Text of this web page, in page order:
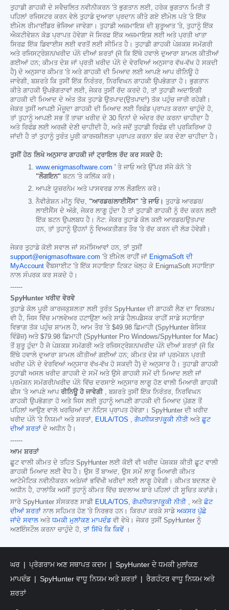
ਤੁਹਾਡੀ ਗਾਹਕੀ ਦੇ ਸਵੈਚਲਿਤ ਨਵੀਨੀਕਰਨ 'ਤੇ ਭੁਗਤਾਨ ਲਈ, ਹਰੇਕ ਭੁਗਤਾਨ ਮਿਤੀ ਤੋਂ
ਪਹਿਲਾਂ ਰਜਿਸਟਰ ਕਰਨ ਵੇਲੇ ਤੁਹਾਡੇ ਦੁਆਰਾ ਪ੍ਰਦਾਨ ਕੀਤੇ ਗਏ ਈਮੇਲ ਪਤੇ 'ਤੇ ਇੱਕ
ਈਮੇਲ ਰੀਮਾਈਂਡਰ ਭੇਜਿਆ ਜਾਵੇਗਾ। ਤੁਹਾਡੀ ਅਜ਼ਮਾਇਸ਼ ਦੀ ਸ਼ੁਰੂਆਤ 'ਤੇ, ਤੁਹਾਨੂੰ ਇੱਕ
ਐਕਟੀਵੇਸ਼ਨ ਕੋਡ ਪ੍ਰਾਪਤ ਹੋਵੇਗਾ ਜੋ ਸਿਰਫ਼ ਇੱਕ ਅਜ਼ਮਾਇਸ਼ ਲਈ ਅਤੇ ਪ੍ਰਤੀ ਖਾਤਾ
ਸਿਰਫ਼ ਇੱਕ ਡਿਵਾਈਸ ਲਈ ਵਰਤੋਂ ਲਈ ਸੀਮਿਤ ਹੈ। ਤੁਹਾਡੀ ਗਾਹਕੀ ਪੇਸ਼ਕਸ਼ ਸਮੱਗਰੀ
ਅਤੇ ਰਜਿਸਟ੍ਰੇਸ਼ਨ/ਖਰੀਦ ਪੰਨੇ ਦੀਆਂ ਸ਼ਰਤਾਂ (ਜੋ ਕਿ ਇੱਥੇ ਹਵਾਲੇ ਦੁਆਰਾ ਸ਼ਾਮਲ ਕੀਤੀਆਂ
ਗਈਆਂ ਹਨ; ਕੀਮਤ ਦੇਸ਼ ਜਾਂ ਪ੍ਰਤੀ ਖਰੀਦ ਪੰਨੇ ਦੇ ਵੇਰਵਿਆਂ ਅਨੁਸਾਰ ਵੱਖ-ਵੱਖ ਹੋ ਸਕਦੀ
ਹੈ) ਦੇ ਅਨੁਸਾਰ ਕੀਮਤ 'ਤੇ ਅਤੇ ਗਾਹਕੀ ਦੀ ਮਿਆਦ ਲਈ ਆਪਣੇ ਆਪ ਰੀਨਿਊ ਹੋ
ਜਾਵੇਗੀ, ਬਸ਼ਰਤੇ ਕਿ ਤੁਸੀਂ ਇੱਕ ਨਿਰੰਤਰ, ਨਿਰਵਿਘਨ ਗਾਹਕੀ ਉਪਭੋਗਤਾ ਹੋ। ਭੁਗਤਾਨ
ਕੀਤੇ ਗਾਹਕੀ ਉਪਭੋਗਤਾਵਾਂ ਲਈ, ਜੇਕਰ ਤੁਸੀਂ ਰੱਦ ਕਰਦੇ ਹੋ, ਤਾਂ ਤੁਹਾਡੀ ਅਦਾਇਗੀ
ਗਾਹਕੀ ਦੀ ਮਿਆਦ ਦੇ ਅੰਤ ਤੱਕ ਤੁਹਾਡੇ ਉਤਪਾਦ(ਉਤਪਾਦਾਂ) ਤੱਕ ਪਹੁੰਚ ਜਾਰੀ ਰਹੇਗੀ।
ਜੇਕਰ ਤੁਸੀਂ ਆਪਣੀ ਮੌਜੂਦਾ ਗਾਹਕੀ ਦੀ ਮਿਆਦ ਲਈ ਰਿਫੰਡ ਪ੍ਰਾਪਤ ਕਰਨਾ ਚਾਹੁੰਦੇ ਹੋ,
ਤਾਂ ਤੁਹਾਨੂੰ ਆਪਣੀ ਸਭ ਤੋਂ ਤਾਜ਼ਾ ਖਰੀਦ ਦੇ 30 ਦਿਨਾਂ ਦੇ ਅੰਦਰ ਰੱਦ ਕਰਨਾ ਚਾਹੀਦਾ ਹੈ
ਅਤੇ ਰਿਫੰਡ ਲਈ ਅਰਜ਼ੀ ਦੇਣੀ ਚਾਹੀਦੀ ਹੈ, ਅਤੇ ਜਦੋਂ ਤੁਹਾਡੀ ਰਿਫੰਡ ਦੀ ਪ੍ਰਕਿਰਿਆ ਹੋ
ਜਾਂਦੀ ਹੈ ਤਾਂ ਤੁਹਾਨੂੰ ਤੁਰੰਤ ਪੂਰੀ ਕਾਰਜਸ਼ੀਲਤਾ ਪ੍ਰਾਪਤ ਕਰਨਾ ਬੰਦ ਕਰ ਦੇਣਾ ਚਾਹੀਦਾ ਹੈ।
ਤੁਸੀਂ ਹੇਠ ਲਿਖੇ ਅਨੁਸਾਰ ਗਾਹਕੀ ਜਾਂ ਟ੍ਰਾਇਲ ਰੱਦ ਕਰ ਸਕਦੇ ਹੋ:
www.enigmasoftware.com ' ਤੇ ਜਾਓ ਅਤੇ ਉੱਪਰ ਸੱਜੇ ਕੋਨੇ 'ਤੇ
"ਲੌਗਇਨ" ਬਟਨ 'ਤੇ ਕਲਿੱਕ ਕਰੋ।
ਆਪਣੇ ਯੂਜ਼ਰਨੇਮ ਅਤੇ ਪਾਸਵਰਡ ਨਾਲ ਲੌਗਇਨ ਕਰੋ।
ਨੈਵੀਗੇਸ਼ਨ ਮੀਨੂ ਵਿੱਚ, "ਆਰਡਰ/ਲਾਈਸੈਂਸ" 'ਤੇ ਜਾਓ। ਤੁਹਾਡੇ ਆਰਡਰ/
ਲਾਈਸੈਂਸ ਦੇ ਅੱਗੇ, ਜੇਕਰ ਲਾਗੂ ਹੁੰਦਾ ਹੈ ਤਾਂ ਤੁਹਾਡੀ ਗਾਹਕੀ ਨੂੰ ਰੱਦ ਕਰਨ ਲਈ
ਇੱਕ ਬਟਨ ਉਪਲਬਧ ਹੈ। ਨੋਟ: ਜੇਕਰ ਤੁਹਾਡੇ ਕੋਲ ਕਈ ਆਰਡਰ/ਉਤਪਾਦ
ਹਨ, ਤਾਂ ਤੁਹਾਨੂੰ ਉਹਨਾਂ ਨੂੰ ਵਿਅਕਤੀਗਤ ਤੌਰ 'ਤੇ ਰੱਦ ਕਰਨ ਦੀ ਲੋੜ ਹੋਵੇਗੀ।
ਜੇਕਰ ਤੁਹਾਡੇ ਕੋਈ ਸਵਾਲ ਜਾਂ ਸਮੱਸਿਆਵਾਂ ਹਨ, ਤਾਂ ਤੁਸੀਂ
support@enigmasoftware.com 'ਤੇ ਈਮੇਲ ਰਾਹੀਂ ਜਾਂ EnigmaSoft ਦੀ
MyAccount ਵੈੱਬਸਾਈਟ 'ਤੇ ਇੱਕ ਸਹਾਇਤਾ ਟਿਕਟ ਖੋਲ੍ਹ ਕੇ EnigmaSoft ਸਹਾਇਤਾ
ਨਾਲ ਸੰਪਰਕ ਕਰ ਸਕਦੇ ਹੋ।
------
SpyHunter ਖਰੀਦ ਵੇਰਵੇ
ਤੁਹਾਡੇ ਕੋਲ ਪੂਰੀ ਕਾਰਜਕੁਸ਼ਲਤਾ ਲਈ ਤੁਰੰਤ SpyHunter ਦੀ ਗਾਹਕੀ ਲੈਣ ਦਾ ਵਿਕਲਪ
ਵੀ ਹੈ, ਜਿਸ ਵਿੱਚ ਮਾਲਵੇਅਰ ਹਟਾਉਣਾ ਅਤੇ ਸਾਡੇ ਹੈਲਪਡੈਸਕ ਰਾਹੀਂ ਸਾਡੇ ਸਹਾਇਤਾ
ਵਿਭਾਗ ਤੱਕ ਪਹੁੰਚ ਸ਼ਾਮਲ ਹੈ, ਆਮ ਤੌਰ 'ਤੇ $49.98 ਛਿਮਾਹੀ (SpyHunter ਬੇਸਿਕ
ਵਿੰਡੋਜ਼) ਅਤੇ $79.98 ਛਿਮਾਹੀ (SpyHunter Pro Windows/SpyHunter for Mac)
ਤੋਂ ਸ਼ੁਰੂ ਹੁੰਦਾ ਹੈ ਜੋ ਪੇਸ਼ਕਸ਼ ਸਮੱਗਰੀ ਅਤੇ ਰਜਿਸਟ੍ਰੇਸ਼ਨ/ਖਰੀਦ ਪੰਨੇ ਦੀਆਂ ਸ਼ਰਤਾਂ (ਜੋ ਕਿ
ਇੱਥੇ ਹਵਾਲੇ ਦੁਆਰਾ ਸ਼ਾਮਲ ਕੀਤੀਆਂ ਗਈਆਂ ਹਨ; ਕੀਮਤ ਦੇਸ਼ ਜਾਂ ਪ੍ਰਮੋਸ਼ਨ ਪ੍ਰਤੀ
ਖਰੀਦ ਪੰਨੇ ਦੇ ਵੇਰਵਿਆਂ ਅਨੁਸਾਰ ਵੱਖ-ਵੱਖ ਹੋ ਸਕਦੀ ਹੈ) ਦੇ ਅਨੁਸਾਰ ਹੈ। ਤੁਹਾਡੀ ਗਾਹਕੀ
ਤੁਹਾਡੀ ਅਸਲ ਖਰੀਦ ਗਾਹਕੀ ਦੇ ਸਮੇਂ ਅਤੇ ਉਸੇ ਗਾਹਕੀ ਸਮੇਂ ਦੀ ਮਿਆਦ ਲਈ ਜਾਂ
ਪ੍ਰਮੋਸ਼ਨ ਸਮੱਗਰੀ/ਖਰੀਦ ਪੰਨੇ ਵਿੱਚ ਦਰਸਾਏ ਅਨੁਸਾਰ ਲਾਗੂ ਹੋਣ ਵਾਲੀ ਮਿਆਰੀ ਗਾਹਕੀ
ਫੀਸ 'ਤੇ ਆਪਣੇ ਆਪ ਰੀਨਿਊ ਹੋ ਜਾਵੇਗੀ, ਬਸ਼ਰਤੇ ਤੁਸੀਂ ਇੱਕ ਨਿਰੰਤਰ, ਨਿਰਵਿਘਨ
ਗਾਹਕੀ ਉਪਭੋਗਤਾ ਹੋ ਅਤੇ ਜਿਸ ਲਈ ਤੁਹਾਨੂੰ ਆਪਣੀ ਗਾਹਕੀ ਦੀ ਮਿਆਦ ਪੁੱਗਣ ਤੋਂ
ਪਹਿਲਾਂ ਆਉਣ ਵਾਲੇ ਖਰਚਿਆਂ ਦਾ ਨੋਟਿਸ ਪ੍ਰਾਪਤ ਹੋਵੇਗਾ। SpyHunter ਦੀ ਖਰੀਦ
ਖਰੀਦ ਪੰਨੇ 'ਤੇ ਨਿਯਮਾਂ ਅਤੇ ਸ਼ਰਤਾਂ,
EULA/TOS ਗੋਪਨੀਯਤਾ/ਕੂਕੀ ਨੀਤੀ ਅਤੇ ਛੂਟ
ਦੀਆਂ ਸ਼ਰਤਾਂ ਦੇ ਅਧੀਨ ਹੈ।
------
ਆਮ ਸ਼ਰਤਾਂ
ਛੂਟ ਵਾਲੀ ਕੀਮਤ ਦੇ ਤਹਿਤ SpyHunter ਲਈ ਕੋਈ ਵੀ ਖਰੀਦ ਪੇਸ਼ਕਸ਼ ਕੀਤੀ ਛੂਟ ਵਾਲੀ
ਗਾਹਕੀ ਮਿਆਦ ਲਈ ਵੈਧ ਹੈ। ਉਸ ਤੋਂ ਬਾਅਦ, ਉਸ ਸਮੇਂ ਲਾਗੂ ਮਿਆਰੀ ਕੀਮਤ
ਆਟੋਮੈਟਿਕ ਨਵੀਨੀਕਰਨ ਅਤੇ/ਜਾਂ ਭਵਿੱਖੀ ਖਰੀਦਾਂ ਲਈ ਲਾਗੂ ਹੋਵੇਗੀ। ਕੀਮਤ ਬਦਲਣ ਦੇ
ਅਧੀਨ ਹੈ, ਹਾਲਾਂਕਿ ਅਸੀਂ ਤੁਹਾਨੂੰ ਕੀਮਤ ਵਿੱਚ ਬਦਲਾਅ ਬਾਰੇ ਪਹਿਲਾਂ ਹੀ ਸੂਚਿਤ ਕਰਾਂਗੇ।
ਸਾਰੇ SpyHunter ਸੰਸਕਰਣ ਸਾਡੀ EULA/TOS ਗੋਪਨੀਯਤਾ/ਕੂਕੀ ਨੀਤੀ , ਅਤੇ ਛੋਟ
ਦੀਆਂ ਸ਼ਰਤਾਂ ਨਾਲ ਸਹਿਮਤ ਹੋਣ 'ਤੇ ਨਿਰਭਰ ਹਨ। ਕਿਰਪਾ ਕਰਕੇ ਸਾਡੇ ਅਕਸਰ ਪੁੱਛੇ
ਜਾਂਦੇ ਸਵਾਲ ਅਤੇ ਧਮਕੀ ਮੁਲਾਂਕਣ ਮਾਪਦੰਡਵੀ ਵੇਖੋ। ਜੇਕਰ ਤੁਸੀਂ SpyHunter ਨੂੰ
ਅਣਇੰਸਟੌਲ ਕਰਨਾ ਚਾਹੁੰਦੇ ਹੋ, ਤਾਂ ਸਿੱਖੋ ਕਿ ਕਿਵੇਂ।
ਘਰ ਪ੍ਰੋਗਰਾਮ ਅਣ ਸਥਾਪਤ ਕਦਮ
SpyHunter ਦੇ ਧਮਕੀ ਮੁਲਾਂਕਣ
ਮਾਪਦੰਡ
SpyHunter ਵਾਧੂ ਨਿਯਮ ਅਤੇ ਸ਼ਰਤਾਂ
ਰੈਗਹੰਟਰ ਵਾਧੂ ਨਿਯਮ ਅਤੇ
ਸ਼ਰਤਾਂ